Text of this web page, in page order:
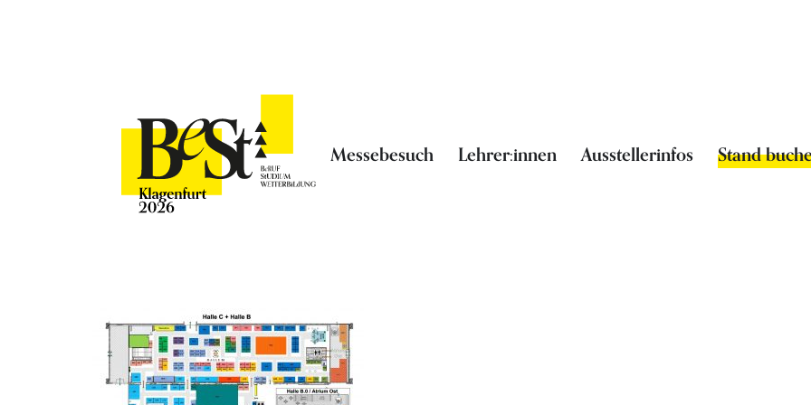
Messebesuch Lehrer:innen Ausstellerinfos Stand